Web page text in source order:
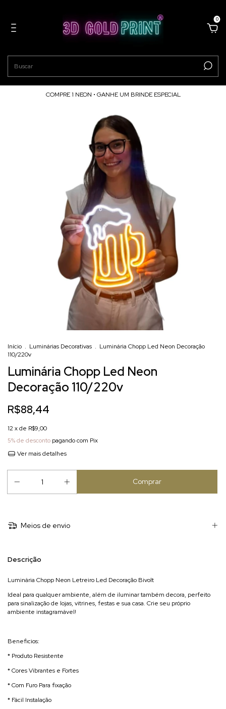
0
COMPRE 1 NEON • GANHE UM BRINDE ESPECIAL
Início . Luminárias Decorativas . Luminária Chopp Led Neon Decoração
110/220v
Luminária Chopp Led Neon
Decoração 110/220v
R$88,44
12 x de R$9,00
5% de desconto pagando com Pix
Ver mais detalhes
Meios de envio
Descrição
Luminária Chopp Neon Letreiro Led Decoração Bivolt
Ideal para qualquer ambiente, além de iluminar também decora, perfeito
para sinalização de lojas, vitrines, festas e sua casa. Crie seu próprio
ambiente instagramável!
Beneficios:
* Produto Resistente
* Cores Vibrantes e Fortes
* Com Furo Para fixação
* Fácil Instalação